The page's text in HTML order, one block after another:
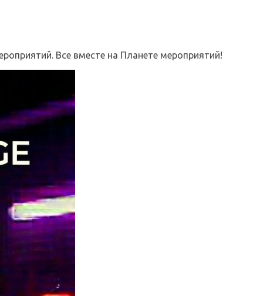
Все вместе на Планете мероприятий!